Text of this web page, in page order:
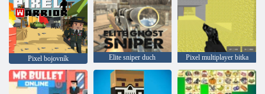
Pixel bojovník Elite sniper duch Pixel multiplayer bitka